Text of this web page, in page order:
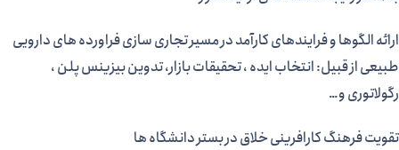
ارائه الگوها و فرایندهای کارآمد در مسیر تجاری سازی فراورده های دارویی
طبیعی از قبیل: انتخاب ایده ، تحقیقات بازار، تدوین بیزینس پلن ،
رگولاتوری و…
تقویت فرهنگ کارافرینی خلاق در بستر دانشگاه ها